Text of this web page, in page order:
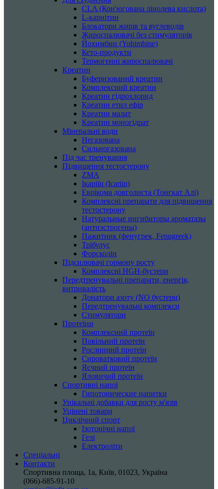
CLA (Кон'югована лінолева кислота)
L-карнітин
Блокатори жирів та вуглеводів
Жироспалювачі без стимуляторів
Йохимбин (Yohimbine)
Кето-продукти
Термогенні жироспалювачі
Креатин
Буферизований креатин
Комплексний креатин
Креатин гідрохлорид
Креатин етил ефір
Креатин малат
Креатин моногідрат
Мінеральні води
Негазована
Сильногазована
Під час тренування
Підвищення тестостерону
ZMA
Ікаріїн (Icariin)
Еврікома довголиста (Тонгкат Алі)
Комплексні препарати для підвищення
тестостерону
Натуральные ингибиторы ароматазы
(антиэстрогены)
Пажитник (фенугрек, Fenugreek)
Трібулус
Форсколін
Підсилювачі гормону росту
Комплексні HGH-бустери
Передтренувальні препарати, енергія,
витривалість
Донатори азоту (NO бустери)
Передтренувальні комплекси
Стимулятори
Протеїни
Комплексний протеїн
Повільний протеїн
Рослинний протеїн
Сироватковий протеїн
Яєчний протеїн
Яловичий протеїн
Спортивні напої
Гипотонические напитки
Унікальні добавки для росту м'язів
Уцінені товари
Циклічний спорт
Ізотонічні напої
Гелі
Електроліти
Спеціальні
Контакти
Спортивна площа, 1a, Київ, 01023, Україна
(066)-685-91-10